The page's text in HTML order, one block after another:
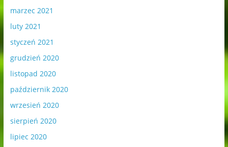
marzec 2021
luty 2021
styczeń 2021
grudzień 2020
listopad 2020
październik 2020
wrzesień 2020
sierpień 2020
lipiec 2020